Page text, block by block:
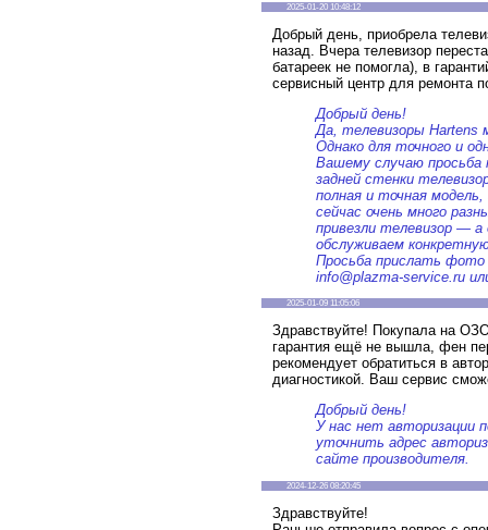
2025-01-20 10:48:12
Добрый день, приобрела
назад. Вчера телевизор
батареек не помогла), в
сервисный центр для ремонта
Добрый день!
Да, телевизоры Hartens
Однако для точного и
Вашему случаю
задней стенки
полная и точная
сейчас очень много
привезли телевизор —
обслуживаем
Просьба прислать фото
info@plazma-service.ru
2025-01-09 11:05:06
Здравствуйте! Покупала на
гарантия ещё не вышла, фен
рекомендует обратиться в
диагностикой. Ваш сервис
Добрый день!
У нас нет авторизации
уточнить адрес
сайте производителя.
2024-12-26 08:20:45
Здравствуйте!